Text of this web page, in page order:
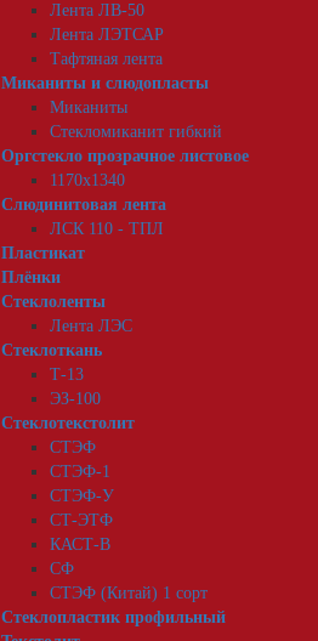
Лента ЛВ-50
Лента ЛЭТСАР
Тафтяная лента
Миканиты и слюдопласты
Миканиты
Стекломиканит гибкий
Оргстекло прозрачное листовое
1170х1340
Слюдинитовая лента
ЛСК 110 - ТПЛ
Пластикат
Плёнки
Стеклоленты
Лента ЛЭС
Стеклоткань
Т-13
ЭЗ-100
Стеклотекстолит
СТЭФ
СТЭФ-1
СТЭФ-У
СТ-ЭТФ
КАСТ-В
СФ
СТЭФ (Китай) 1 сорт
Стеклопластик профильный